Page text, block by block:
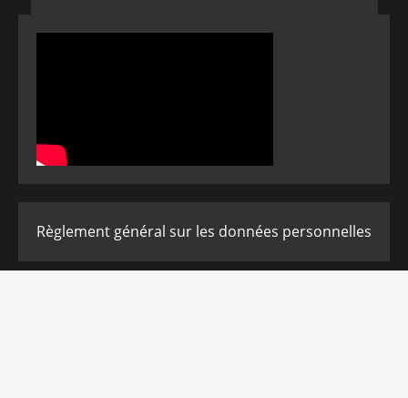
Règlement général sur les données personnelles